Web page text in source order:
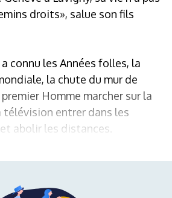
droits», salue son fils
connu les Années folles, la
la chute du mur de
Homme marcher sur la
télévision entrer dans les
abolir les distances.